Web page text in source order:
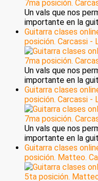
Un vals que nos
importante en la
Guitarra clases
posición. Carcassi -
Un vals que nos
importante en la
Guitarra clases
posición. Carcassi -
Un vals que nos
importante en la
Guitarra clases
posición. Matteo.